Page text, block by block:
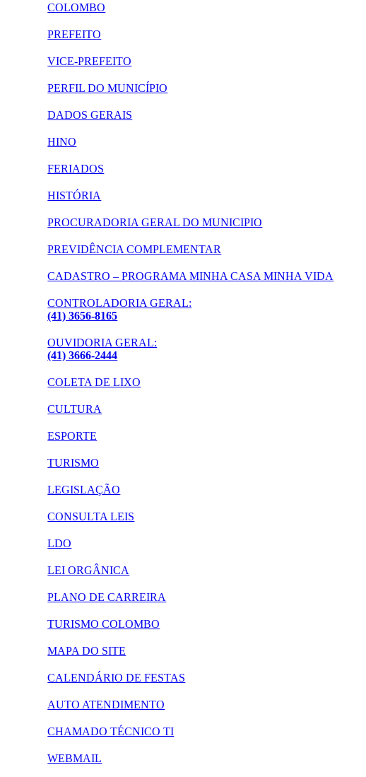
COLOMBO
PREFEITO
VICE-PREFEITO
PERFIL DO MUNICÍPIO
DADOS GERAIS
HINO
FERIADOS
HISTÓRIA
PROCURADORIA GERAL DO MUNICIPIO
PREVIDÊNCIA COMPLEMENTAR
CADASTRO – PROGRAMA MINHA CASA MINHA VIDA
CONTROLADORIA GERAL:
(41) 3656-8165
OUVIDORIA GERAL:
(41) 3666-2444
COLETA DE LIXO
CULTURA
ESPORTE
TURISMO
LEGISLAÇÃO
CONSULTA LEIS
LDO
LEI ORGÂNICA
PLANO DE CARREIRA
TURISMO COLOMBO
MAPA DO SITE
CALENDÁRIO DE FESTAS
AUTO ATENDIMENTO
CHAMADO TÉCNICO TI
WEBMAIL